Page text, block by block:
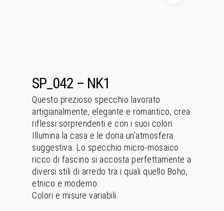
SP_042 – NK1
Questo prezioso specchio lavorato
artigianalmente, elegante e romantico, crea
riflessi sorprendenti e con i suoi colori
Illumina la casa e le dona un’atmosfera
suggestiva. Lo specchio micro-mosaico
ricco di fascino si accosta perfettamente a
diversi stili di arredo tra i quali quello Boho,
etnico e moderno.
Colori e misure variabili.